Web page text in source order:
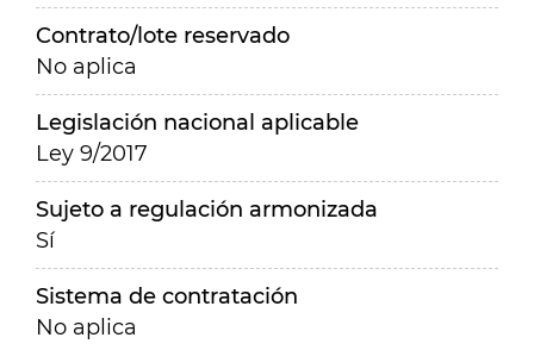
Contrato/lote reservado
No aplica
Legislación nacional aplicable
Ley 9/2017
Sujeto a regulación armonizada
Sí
Sistema de contratación
No aplica